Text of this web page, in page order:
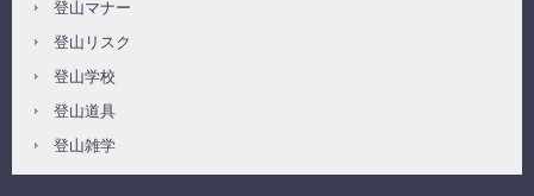
登山マナー
登山リスク
登山学校
登山道具
登山雑学